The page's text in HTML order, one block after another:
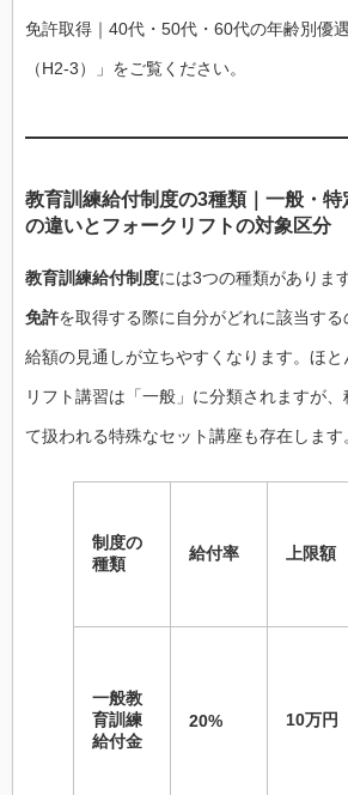
免許取得｜40代・50代・60代の年齢別優
（H2-3）」をご覧ください。
教育訓練給付制度の3種類｜一般・
の違いとフォークリフトの対象区分
教育訓練給付制度には3つの種類がありま
免許を取得する際に自分がどれに該当す
給額の見通しが立ちやすくなります。ほ
リフト講習は「一般」に分類されますが
て扱われる特殊なセット講座も存在します
制度の
種類
給付率 上限額
一般教
育訓練
給付金
20% 10万円